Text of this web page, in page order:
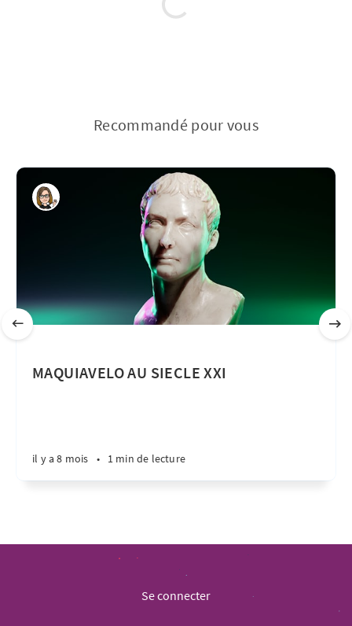
Recommandé pour vous
MAQUIAVELO AU SIECLE XXI
il y a 8 mois • 1 min de lecture
Se connecter